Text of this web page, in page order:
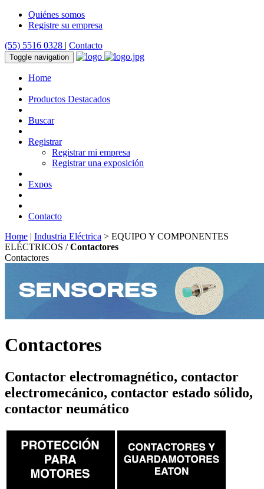
Quiénes somos
Registre su empresa
(55) 5516 0328 | Contacto
Toggle navigation
Home
Productos Destacados
Buscar
Registrar
Registrar mi empresa
Registrar una exposición
Expos
Contacto
Home | Industria Eléctrica > EQUIPO Y COMPONENTES
ELÉCTRICOS /Contactores
Contactores
Contactores
Contactor electromagnético, contactor
electromecánico, contactor estado sólido,
contactor neumático